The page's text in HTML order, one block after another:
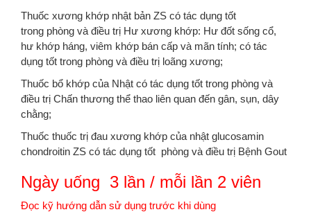
Thuốc xương khớp nhật bản ZS có tác dụng tốt
trong phòng và điều trị Hư xương khớp: Hư đốt sống cổ,
hư khớp háng, viêm khớp bán cấp và mãn tính; có tác
dụng tốt trong phòng và điều trị loãng xương;
Thuốc bổ khớp của Nhật có tác dụng tốt trong phòng và
điều trị Chấn thương thể thao liên quan đến gân, sụn, dây
chằng;
Thuốc thuốc trị đau xương khớp của nhật glucosamin
chondroitin ZS có tác dụng tốt phòng và điều trị Bệnh Gout
Ngày uống 3 lần / mỗi lần 2 viên
Đọc kỹ hướng dẫn sử dụng trước khi dùng